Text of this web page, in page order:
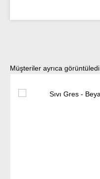
Ürün galerisini atla
Müşteriler ayrıca görüntüledi